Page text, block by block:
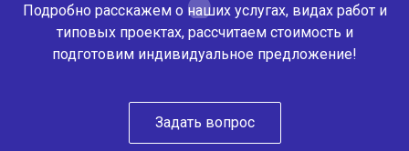
Подробно расскажем о наших услугах, видах работ и
типовых проектах, рассчитаем стоимость и
подготовим индивидуальное предложение!
Задать вопрос